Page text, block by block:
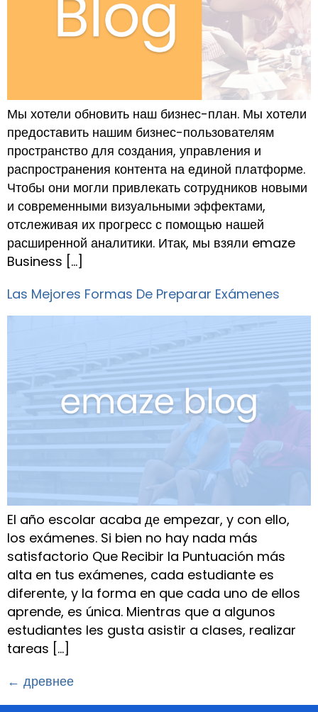
Мы хотели обновить наш бизнес-план. Мы хотели
предоставить нашим бизнес-пользователям
пространство для создания, управления и
распространения контента на единой платформе.
Чтобы они могли привлекать сотрудников новыми
и современными визуальными эффектами,
отслеживая их прогресс с помощью нашей
расширенной аналитики. Итак, мы взяли emaze
Business […]
Las Mejores Formas De Preparar Exámenes
El año escolar acaba де empezar, y con ello,
los exámenes. Si bien no hay nada más
satisfactorio Que Recibir la Puntuación más
alta en tus exámenes, cada estudiante es
diferente, y la forma en que cada uno de ellos
aprende, es única. Mientras que a algunos
estudiantes les gusta asistir a clases, realizar
tareas […]
← древнее